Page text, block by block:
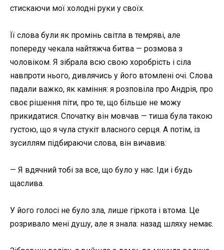
стискаючи мої холодні руки у своїх.
Її слова були як промінь світла в темряві, але
попереду чекала найтяжча битва — розмова з
чоловіком. Я зібрала всю свою хоробрість і сіла
навпроти нього, дивлячись у його втомлені очі. Слова
падали важко, як каміння: я розповіла про Андрія, про
своє рішення піти, про те, що більше не можу
прикидатися. Спочатку він мовчав — тиша була такою
густою, що я чула стукіт власного серця. А потім, із
зусиллям підбираючи слова, він вичавив:
— Я вдячний тобі за все, що було у нас. Іди і будь
щаслива.
У його голосі не було зла, лише гіркота і втома. Це
розривало мені душу, але я знала: назад шляху немає.